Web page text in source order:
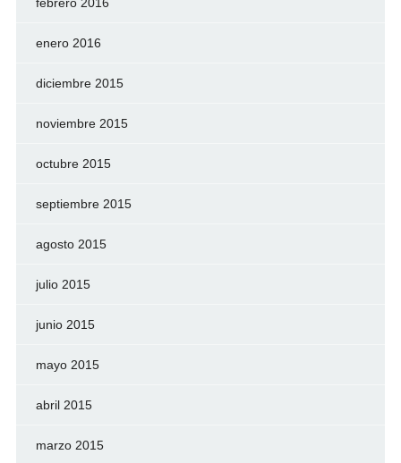
enero 2016
diciembre 2015
noviembre 2015
octubre 2015
septiembre 2015
agosto 2015
julio 2015
junio 2015
mayo 2015
abril 2015
marzo 2015